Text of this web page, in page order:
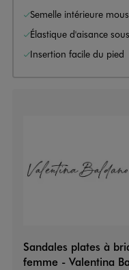
Semelle intérieure
Élastique d'aisance
Insertion facile du pied
Sandales plates à
femme - Valentina